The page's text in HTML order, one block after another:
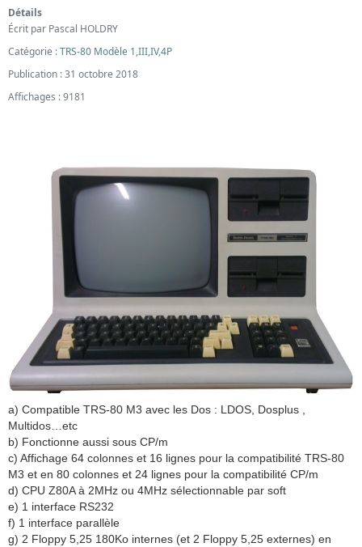
Détails
Écrit par Pascal HOLDRY
Catégorie :TRS-80 Modèle 1,III,IV,4P
Publication : 31 octobre 2018
Affichages : 9181
a) Compatible TRS-80 M3 avec les Dos : LDOS, Dosplus ,
Multidos…etc
b) Fonctionne aussi sous CP/m
c) Affichage 64 colonnes et 16 lignes pour la compatibilité TRS-80
M3 et en 80 colonnes et 24 lignes pour la compatibilité CP/m
d) CPU Z80A à 2MHz ou 4MHz sélectionnable par soft
e) 1 interface RS232
f) 1 interface parallèle
g) 2 Floppy 5,25 180Ko internes (et 2 Floppy 5,25 externes) en